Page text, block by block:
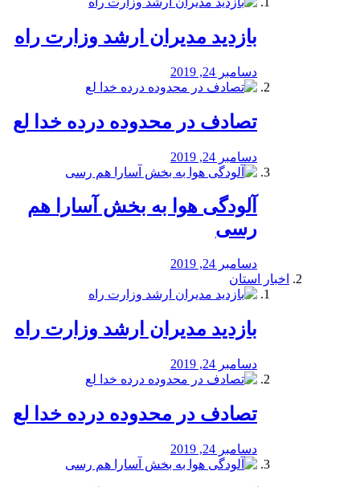
بازدید مدیران ارشد وزارت راه
دسامبر 24, 2019
تصادف در محدوده درده خدا لع
دسامبر 24, 2019
آلودگی هوا به بخش آسارا هم
رسی
دسامبر 24, 2019
اخبار استان
بازدید مدیران ارشد وزارت راه
دسامبر 24, 2019
تصادف در محدوده درده خدا لع
دسامبر 24, 2019